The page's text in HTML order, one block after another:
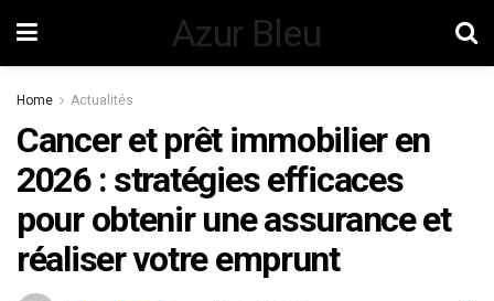
Azur Bleu
Home Actualités
Cancer et prêt immobilier en
2026 : stratégies efficaces
pour obtenir une assurance et
réaliser votre emprunt